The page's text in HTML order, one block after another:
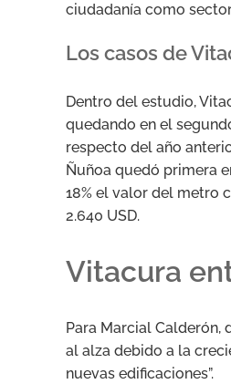
ciudadanía como
Los casos de
Dentro del estudio,
quedando en el
respecto del año
Ñuñoa quedó primera
18% el valor del metro
2.640 USD.
Vitacura
Para Marcial Calderón,
al alza debido a la
nuevas edificaciones”.